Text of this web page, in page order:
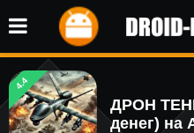
4.4
ДРОН
денег) на